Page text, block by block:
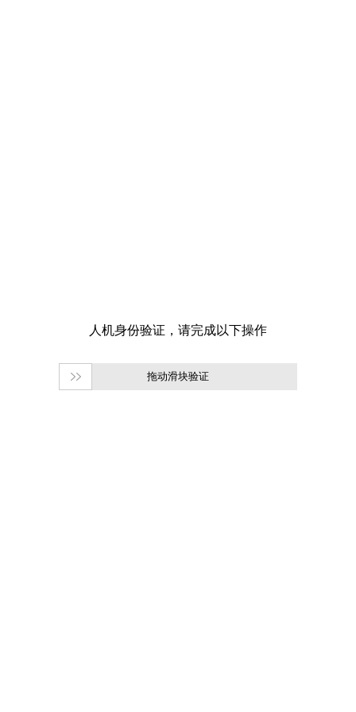
拖动滑块验证